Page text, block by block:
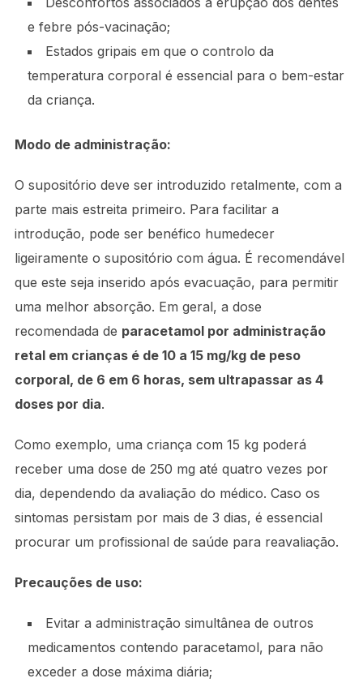
e febre pós-vacinação;
Estados gripais em que o controlo da
temperatura corporal é essencial para o bem-estar
da criança.
Modo de administração:
O supositório deve ser introduzido retalmente, com a
parte mais estreita primeiro. Para facilitar a
introdução, pode ser benéfico humedecer
ligeiramente o supositório com água. É recomendável
que este seja inserido após evacuação, para permitir
uma melhor absorção. Em geral, a dose
recomendada de paracetamol por administração
retal em crianças é de 10 a 15 mg/kg de peso
corporal, de 6 em 6 horas, sem ultrapassar as 4
doses por dia.
Como exemplo, uma criança com 15 kg poderá
receber uma dose de 250 mg até quatro vezes por
dia, dependendo da avaliação do médico. Caso os
sintomas persistam por mais de 3 dias, é essencial
procurar um profissional de saúde para reavaliação.
Precauções de uso:
Evitar a administração simultânea de outros
medicamentos contendo paracetamol, para não
exceder a dose máxima diária;